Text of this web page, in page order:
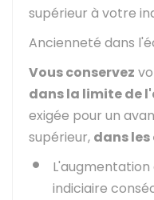
supérieur à votre
Ancienneté dans
Vous conservez
dans la limite de
exigée pour un
supérieur, dans
indiciaire